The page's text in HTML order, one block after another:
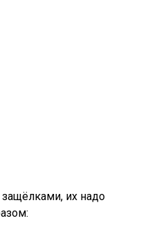
их надо